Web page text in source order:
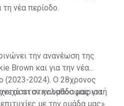
τη νέα περίοδο.
την ανανέωση της
Brown και για την νέα
(2023-2024). Ο 28χρονος
στην ομάδα μας για
στον καλαθοσφαιριστή
με την ομάδα μας».